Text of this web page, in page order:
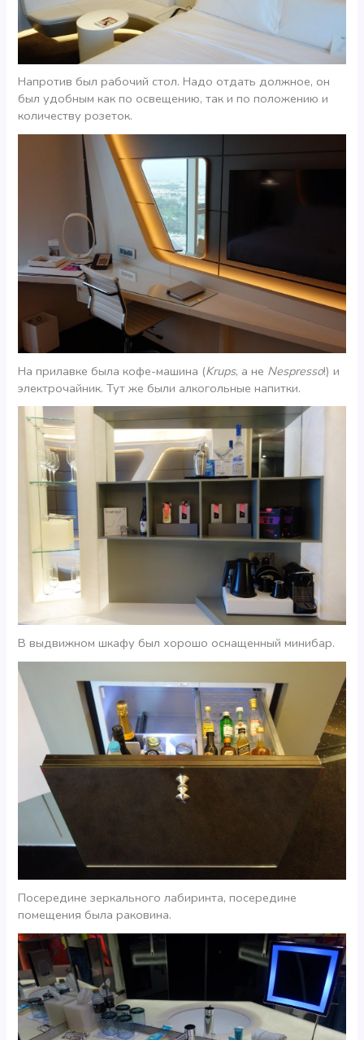
Напротив был рабочий стол. Надо отдать должное, он
был удобным как по освещению, так и по положению и
количеству розеток.
На прилавке была кофе-машина (Krups, а не Nespresso!) и
электрочайник. Тут же были алкогольные напитки.
В выдвижном шкафу был хорошо оснащенный минибар.
Посередине зеркального лабиринта, посередине
помещения была раковина.